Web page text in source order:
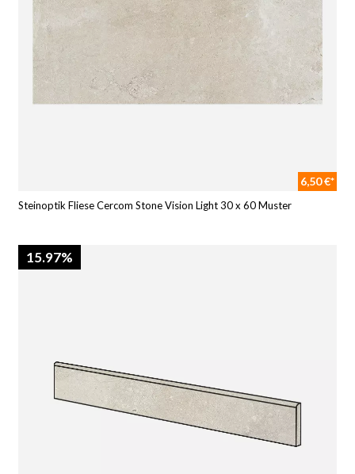
6,50 €*
Steinoptik Fliese Cercom Stone Vision Light 30 x 60 Muster
15.97%